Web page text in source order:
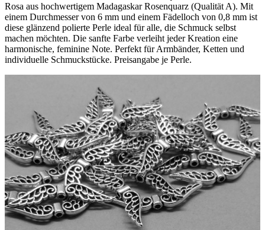
Rosa aus hochwertigem Madagaskar Rosenquarz (Qualität A). Mit
einem Durchmesser von 6 mm und einem Fädelloch von 0,8 mm ist
diese glänzend polierte Perle ideal für alle, die Schmuck selbst
machen möchten. Die sanfte Farbe verleiht jeder Kreation eine
harmonische, feminine Note. Perfekt für Armbänder, Ketten und
individuelle Schmuckstücke. Preisangabe je Perle.